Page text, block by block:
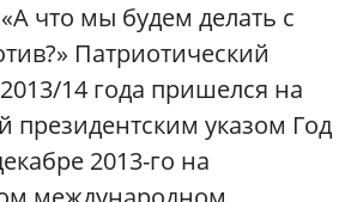
«А что мы будем делать с
Патриотический
14 года пришелся на
президентским указом Год
2013-го на